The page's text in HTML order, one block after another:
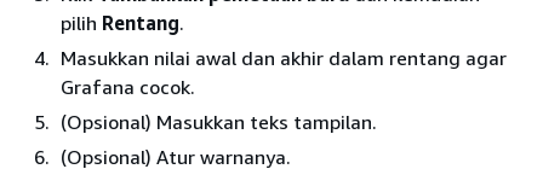
pilih Rentang.
Masukkan nilai awal dan akhir dalam rentang agar
Grafana cocok.
(Opsional) Masukkan teks tampilan.
(Opsional) Atur warnanya.